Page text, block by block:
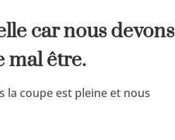
car nous devons
mal être.
la coupe est pleine et nous